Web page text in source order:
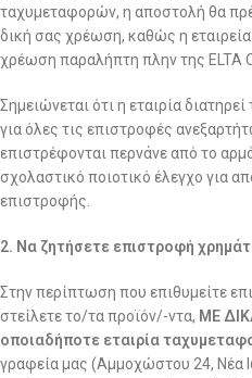
ταχυμεταφορών, η αποστολή θα
δική σας χρέωση, καθώς η
χρέωση παραλήπτη πλην της ELTA
Σημειώνεται ότι η εταιρία
για όλες τις επιστροφές
επιστρέφονται περνάνε από το
σχολαστικό ποιοτικό έλεγχο για
επιστροφής.
2. Να ζητήσετε επιστροφή
Στην περίπτωση που επιθυμείτε
στείλετε το/τα προϊόν/-ντα, ΜΕ
οποιαδήποτε εταιρία
γραφεία μας (Αμμοχώστου 24, Νέα